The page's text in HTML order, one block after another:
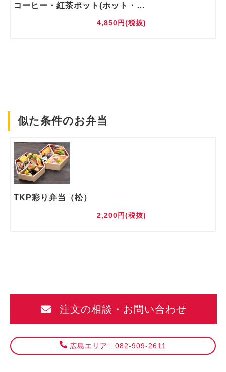
コーヒー・紅茶ポット(ホット・アイス)
4,850円(税抜)
似た条件のお弁当
TKP彩り弁当（松）
2,200円(税抜)
注文の相談・お問い合わせ
広島エリア : 082-909-2611